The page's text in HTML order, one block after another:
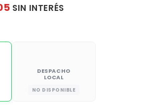
SIN INTERÉS
DESPACHO
LOCAL
NO DISPONIBLE